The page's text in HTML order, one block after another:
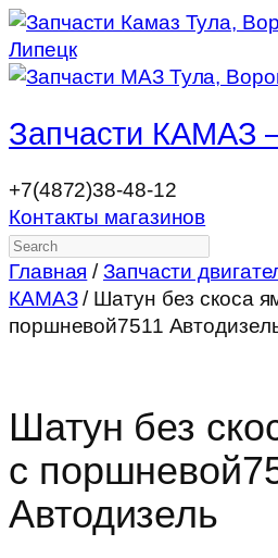
Запчасти КАМАЗ
+7(4872)38-48-12
Контакты магазинов
Search
Главная /Запчасти
КАМАЗ/ Шатун без скоса
поршневой7511
Шатун без
с
Автодизель